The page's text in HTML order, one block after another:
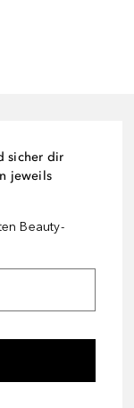
sicher dir
jeweils
Beauty-